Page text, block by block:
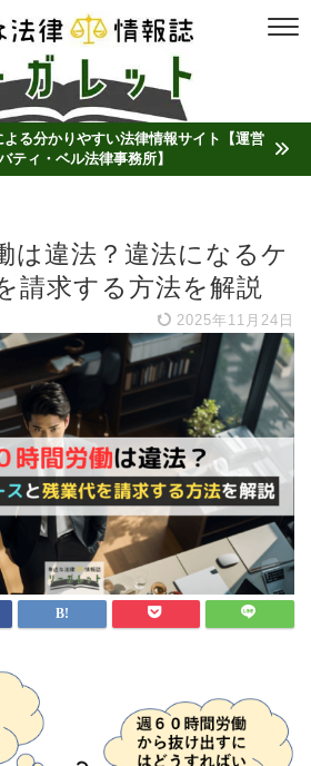
る分かりやすい法律情報サイト【運営
ティ・ベル法律事務所】
は違法？違法になるケ
請求する方法を解説
2025年11月24日